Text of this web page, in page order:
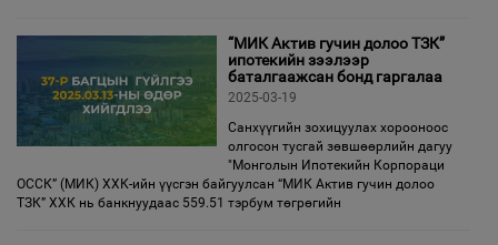
“МИК Актив гучин долоо ТЗК”
ипотекийн зээлээр
баталгаажсан бонд гаргалаа
2025-03-19
Санхүүгийн зохицуулах хорооноос
олгосон тусгай зөвшөөрлийн дагуу
"Монголын Ипотекийн Корпораци
ОССК” (МИК) ХХК-ийн үүсгэн байгуулсан “МИК Актив гучин долоо
ТЗК” ХХК нь банкнуудаас 559.51 тэрбум төгрөгийн